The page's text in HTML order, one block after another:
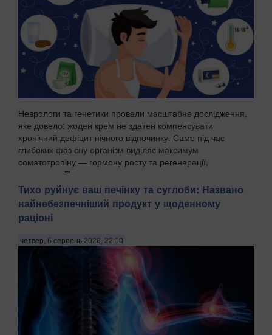
Неврологи та генетики провели масштабне дослідження,
яке довело: жоден крем не здатен компенсувати
хронічний дефіцит нічного відпочинку. Саме під час
глибоких фаз сну організм виділяє максимум
соматотропіну — гормону росту та регенерації,
передають Пат...
Тихо руйнує ваш печінку та суглоби: Названо
найнебезпечніший продукт у щоденному
раціоні
четвер, 6 серпень 2026, 22:10